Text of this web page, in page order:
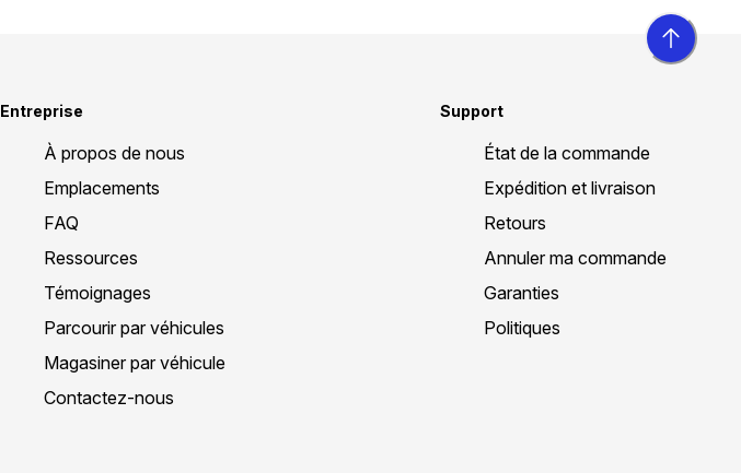
Entreprise
À propos de nous
Emplacements
FAQ
Ressources
Témoignages
Parcourir par véhicules
Magasiner par véhicule
Contactez-nous
Support
État de la commande
Expédition et livraison
Retours
Annuler ma commande
Garanties
Politiques